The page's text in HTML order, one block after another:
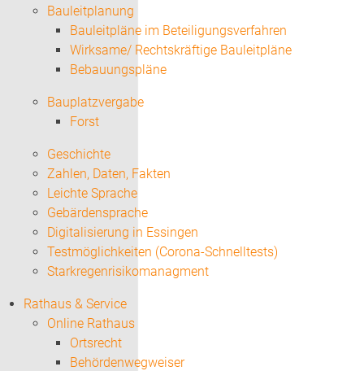
Bauleitplanung
Bauleitpläne im Beteiligungsverfahren
Wirksame/ Rechtskräftige Bauleitpläne
Bebauungspläne
Bauplatzvergabe
Forst
Geschichte
Zahlen, Daten, Fakten
Leichte Sprache
Gebärdensprache
Digitalisierung in Essingen
Testmöglichkeiten (Corona-Schnelltests)
Starkregenrisikomanagment
Rathaus & Service
Online Rathaus
Ortsrecht
Behördenwegweiser